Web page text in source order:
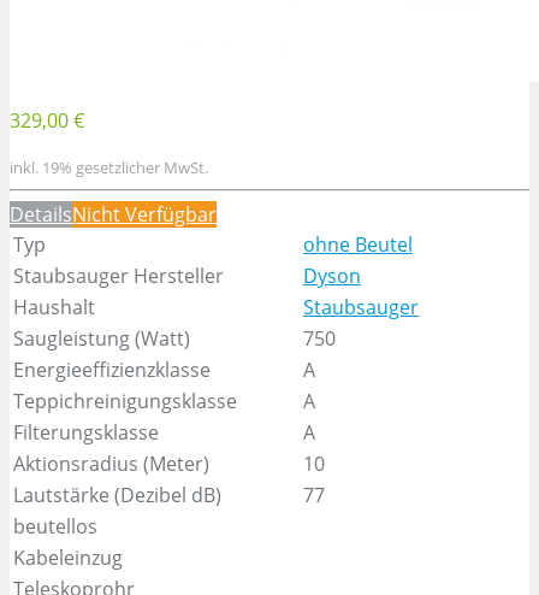
329,00 €
inkl. 19% gesetzlicher MwSt.
DetailsNicht Verfügbar
Typ
ohne Beutel
Staubsauger Hersteller
Dyson
Haushalt
Staubsauger
Saugleistung (Watt)
750
Energieeffizienzklasse
A
Teppichreinigungsklasse
A
Filterungsklasse
A
Aktionsradius (Meter)
10
Lautstärke (Dezibel dB)
77
beutellos
Kabeleinzug
Teleskoprohr